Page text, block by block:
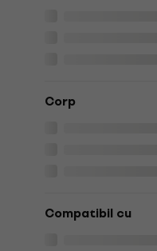
Corp
Compatibil cu